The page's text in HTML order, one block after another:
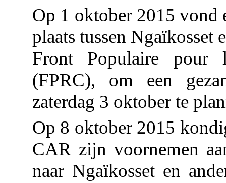
Op 1 oktober 2015
plaats tussen Ngaïkosset
Front Populaire pour
(FPRC), om een
zaterdag 3 oktober te
Op 8 oktober 2015
CAR zijn voornemen
naar Ngaïkosset en